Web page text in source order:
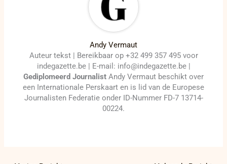
Andy Vermaut
Auteur tekst | Bereikbaar op +32 499 357 495 voor
indegazette.be | E-mail: info@indegazette.be |
Gediplomeerd Journalist Andy Vermaut beschikt over
een Internationale Perskaart en is lid van de Europese
Journalisten Federatie onder ID-Nummer FD-7 13714-
00224.